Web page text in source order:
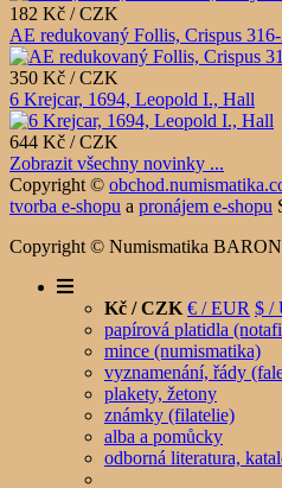
182 Kč / CZK
AE redukovaný Follis, Crispus
350 Kč / CZK
6 Krejcar, 1694, Leopold I., Hall
644 Kč / CZK
Zobrazit všechny novinky ...
Copyright ©
tvorba e-shopu a pronájem e-shopu
Copyright © Numismatika
Kč / CZK € / EUR $ /
papírová platidla
mince (numismatika)
vyznamenání, řády
plakety, žetony
známky (filatelie)
alba a pomůcky
odborná literatura,